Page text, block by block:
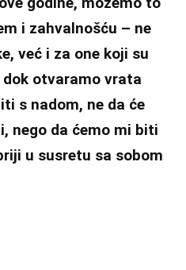
i zahvalnošću – ne
već i za one koji su
dok otvaramo vrata
s nadom, ne da će
nego da ćemo mi biti
u susretu sa sobom